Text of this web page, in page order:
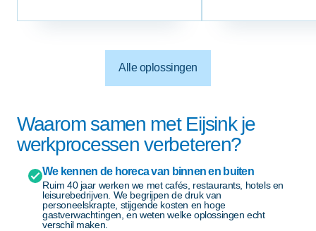
Alle oplossingen
Waarom samen met Eijsink je
werkprocessen verbeteren?
We kennen de horeca van binnen en buiten
Ruim 40 jaar werken we met cafés, restaurants, hotels en
leisurebedrijven. We begrijpen de druk van
personeelskrapte, stijgende kosten en hoge
gastverwachtingen, en weten welke oplossingen echt
verschil maken.